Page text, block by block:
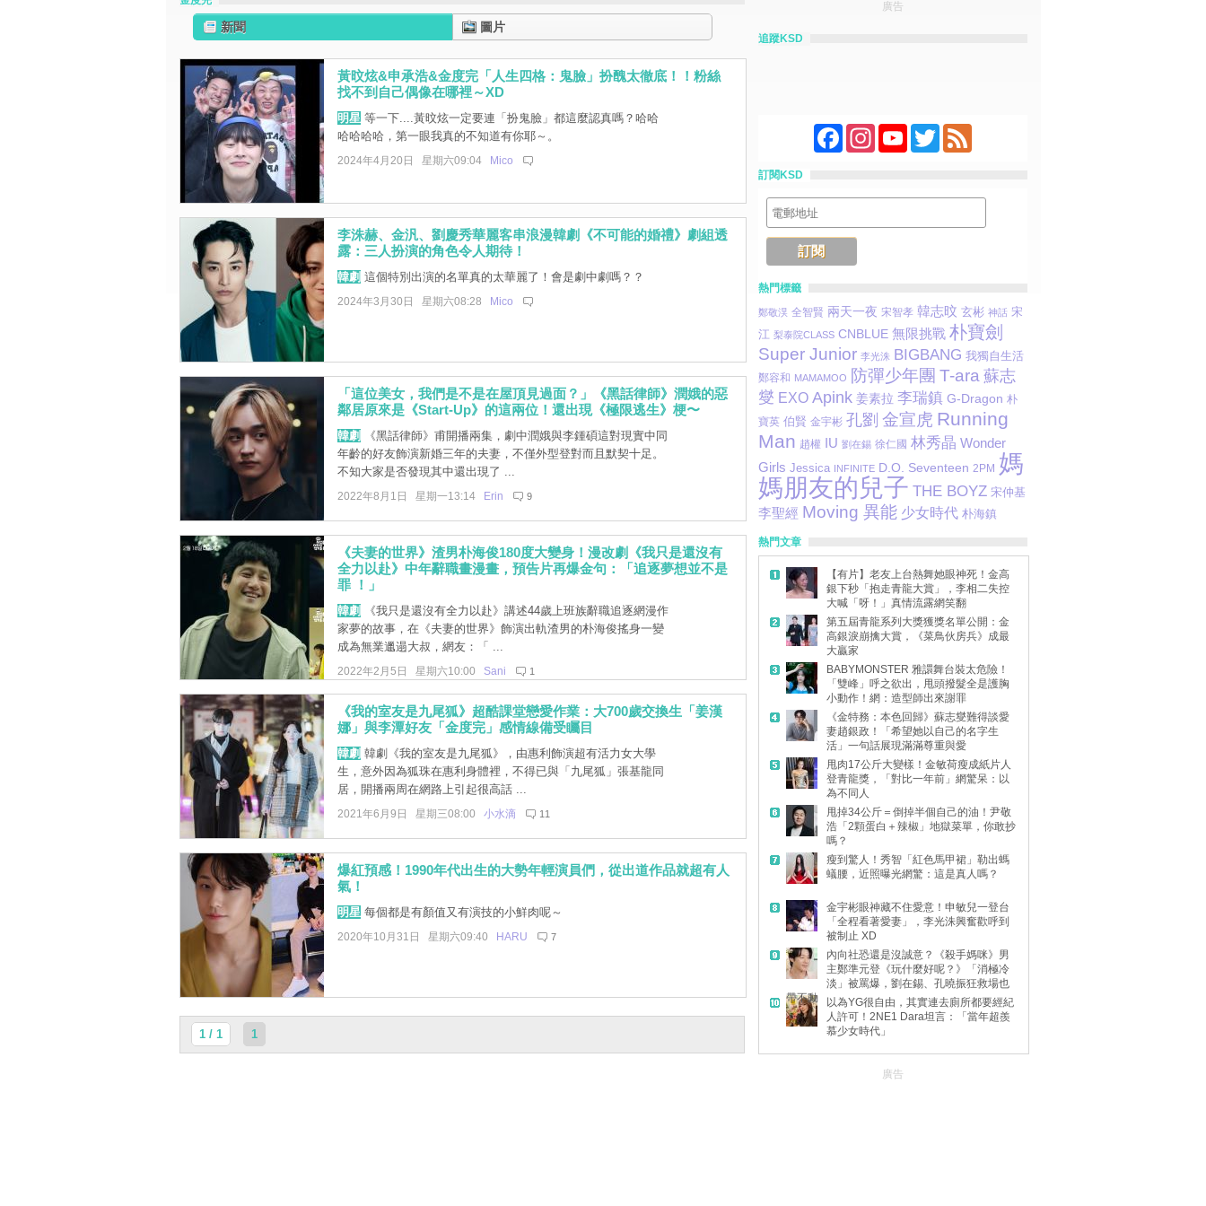
新聞 圖片
黃旼炫&申承浩&金度完「人生四格：鬼臉」扮醜太徹底！！粉絲
找不到自己偶像在哪裡～XD
明星等一下....黃旼炫一定要連「扮鬼臉」都這麼認真嗎？哈哈
哈哈哈哈，第一眼我真的不知道有你耶～。
2024年4月20日 星期六09:04 Mico
李洙赫、金汎、劉慶秀華麗客串浪漫韓劇《不可能的婚禮》劇組透
露：三人扮演的角色令人期待！
韓劇 這個特別出演的名單真的太華麗了！會是劇中劇嗎？？
2024年3月30日 星期六08:28 Mico
「這位美女，我們是不是在屋頂見過面？」《黑話律師》潤娥的惡
鄰居原來是《Start-Up》的這兩位！還出現《極限逃生》梗〜
韓劇 《黑話律師》甫開播兩集，劇中潤娥與李鍾碩這對現實中同
年齡的好友飾演新婚三年的夫妻，不僅外型登對而且默契十足。
不知大家是否發現其中還出現了 ...
2022年8月1日 星期一13:14 Erin 9
《夫妻的世界》渣男朴海俊180度大變身！漫改劇《我只是還沒有
全力以赴》中年辭職畫漫畫，預告片再爆金句：「追逐夢想並不是
罪 ！」
韓劇 《我只是還沒有全力以赴》講述44歲上班族辭職追逐網漫作
家夢的故事，在《夫妻的世界》飾演出軌渣男的朴海俊搖身一變
成為無業邋遢大叔，網友：「 ...
2022年2月5日 星期六10:00 Sani 1
《我的室友是九尾狐》超酷課堂戀愛作業：大700歲交換生「姜漢
娜」與李潭好友「金度完」感情線備受矚目
韓劇 韓劇《我的室友是九尾狐》，由惠利飾演超有活力女大學
生，意外因為狐珠在惠利身體裡，不得已與「九尾狐」張基龍同
居，開播兩周在網路上引起很高話 ...
2021年6月9日 星期三08:00 小水滴 11
爆紅預感！1990年代出生的大勢年輕演員們，從出道作品就超有人
氣！
明星每個都是有顏值又有演技的小鮮肉呢～
2020年10月31日 星期六09:40 HARU 7
1 / 1 1
廣告
追蹤KSD
FacebookInstagramYouTubeTwitterFeed
訂閱KSD
熱門標籤
鄭敬淏 全智賢 兩天一夜 宋智孝 韓志旼 玄彬 神話 宋
江 梨泰院CLASS CNBLUE 無限挑戰 朴寶劍
Super Junior 李光洙 BIGBANG 我獨自生活
鄭容和 MAMAMOO 防彈少年團 T-ara 蘇志
燮 EXO Apink 姜素拉 李瑞鎮 G-Dragon 朴
寶英 伯賢 金宇彬 孔劉 金宣虎 Running
Man 趙權 IU 劉在錫 徐仁國 林秀晶 Wonder
Girls Jessica INFINITE D.O. Seventeen 2PM 媽
媽朋友的兒子 THE BOYZ 宋仲基
李聖經 Moving 異能 少女時代 朴海鎮
熱門文章
【有片】老友上台熱舞她眼神死！金高
銀下秒「抱走青龍大賞」，李相二失控
大喊「呀！」真情流露網笑翻
第五屆青龍系列大獎獲獎名單公開：金
高銀淚崩擒大賞，《菜鳥伙房兵》成最
大贏家
BABYMONSTER 雅譞舞台裝太危險！
「雙峰」呼之欲出，甩頭撥髮全是護胸
小動作！網：造型師出來謝罪
《金特務：本色回歸》蘇志燮難得談愛
妻趙銀政！「希望她以自己的名字生
活」一句話展現滿滿尊重與愛
甩肉17公斤大變樣！金敏荷瘦成紙片人
登青龍獎，「對比一年前」網驚呆：以
為不同人
甩掉34公斤＝倒掉半個自己的油！尹敬
浩「2顆蛋白＋辣椒」地獄菜單，你敢抄
嗎？
瘦到驚人！秀智「紅色馬甲裙」勒出螞
蟻腰，近照曝光網驚：這是真人嗎？
金宇彬眼神藏不住愛意！申敏兒一登台
「全程看著愛妻」，李光洙興奮歡呼到
被制止 XD
內向社恐還是沒誠意？《殺手媽咪》男
主鄭準元登《玩什麼好呢？》「消極冷
淡」被罵爆，劉在錫、孔曉振狂救場也
帶不動
以為YG很自由，其實連去廁所都要經紀
人許可！2NE1 Dara坦言：「當年超羨
慕少女時代」
廣告